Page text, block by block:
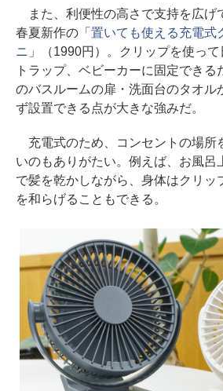
また、利便性の高さで支持を広げ
春夏新作の「 置いても使える充電式
ニ 」（1990円）。クリップを使っ
トラップ、ベビーカーに固定できる
のバスルームの扉・洗面台のタオル
ず設置できる点が大きな強みだ。
充電式のため、コンセントの場所
いのもありがたい。例えば、お風呂
で髪を乾かしながら、身体はクリッ
を和らげることもできる。